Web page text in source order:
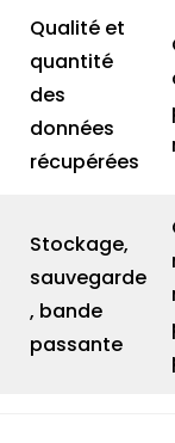
Qualité et
quantité
des
données
récupérées
Stockage,
sauvegarde
, bande
passante